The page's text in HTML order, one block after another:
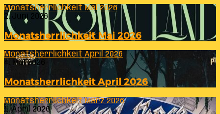
Monatsherrlichkeit Mai 2026
2. Juni 2026
Monatsherrlichkeit Mai 2026
Monatsherrlichkeit April 2026
4. Mai 2026
Monatsherrlichkeit April 2026
Monatsherrlichkeit März 2026
1. April 2026